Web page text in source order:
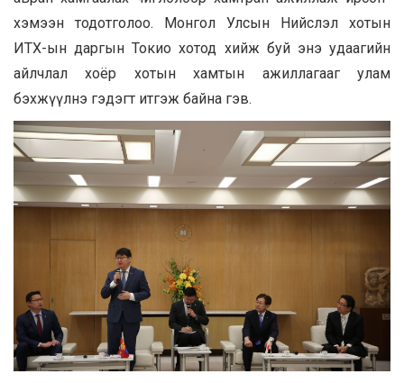
хэмээн тодотголоо. Монгол Улсын Нийслэл хотын
ИТХ-ын даргын Токио хотод хийж буй энэ удаагийн
айлчлал хоёр хотын хамтын ажиллагааг улам
бэхжүүлнэ гэдэгт итгэж байна гэв.